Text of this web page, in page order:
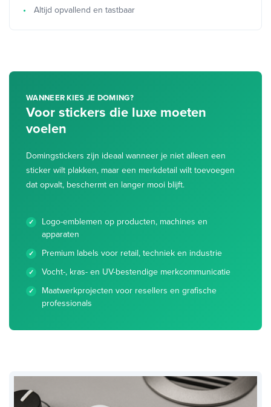
Altijd opvallend en tastbaar
WANNEER KIES JE DOMING?
Voor stickers die luxe moeten
voelen
Domingstickers zijn ideaal wanneer je niet alleen een
sticker wilt plakken, maar een merkdetail wilt toevoegen
dat opvalt, beschermt en langer mooi blijft.
Logo-emblemen op producten, machines en
apparaten
Premium labels voor retail, techniek en industrie
Vocht-, kras- en UV-bestendige merkcommunicatie
Maatwerkprojecten voor resellers en grafische
professionals